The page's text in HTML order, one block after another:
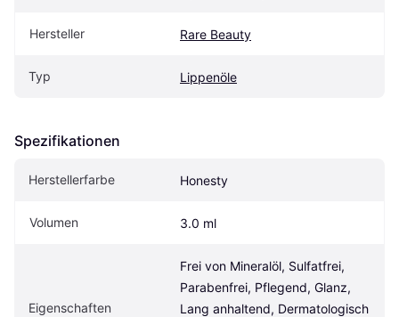
Hersteller Rare Beauty
Typ Lippenöle
Spezifikationen
Herstellerfarbe Honesty
Volumen 3.0 ml
Eigen­schaften
Frei von Mineralöl, Sulfatfrei,
Parabenfrei, Pflegend, Glanz,
Lang anhaltend, Dermatologisch